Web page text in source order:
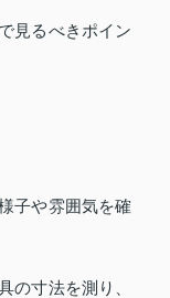
見るべきポイン
子や雰囲気を確
の寸法を測り、